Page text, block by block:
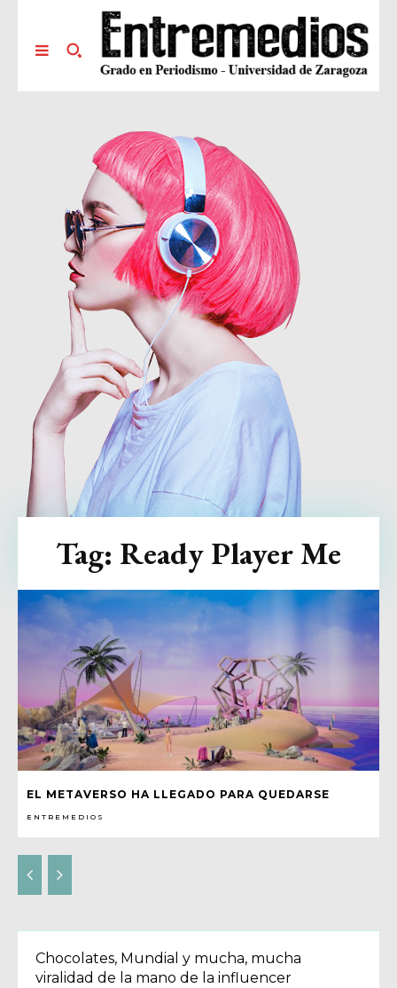
EL METAVERSO HA LLEGADO PARA QUEDARSE
ENTREMEDIOS
Tag: Ready Player Me
Chocolates, Mundial y mucha, mucha
viralidad de la mano de la influencer